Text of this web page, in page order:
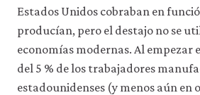
Estados Unidos cobraban en
producían, pero el destajo no se
economías modernas. Al empezar
del 5 % de los trabajadores
estadounidenses (y menos aún en